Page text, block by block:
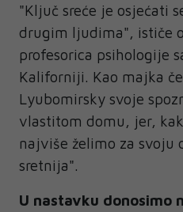
"Ključ sreće je osjećati
drugim ljudima", ističe
profesorica psihologije
Kaliforniji. Kao majka
Lyubomirsky svoje
vlastitom domu, jer,
najviše želimo za svoju
sretnija".
U nastavku donosimo